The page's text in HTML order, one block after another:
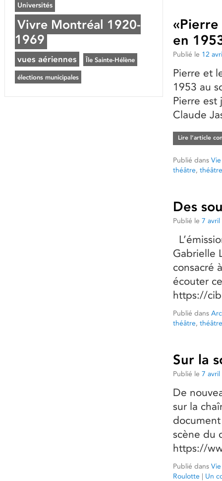
en
Publié le 12
Pierre et
1953 au
Pierre est
Claude
Lire l’article
Publié dans
théâtre,
Des
Publié le 7
Gabrielle
consacré
écouter
https://
Publié dans
théâtre,
Sur la
Publié le 7
De
sur la
scène du
https://
Publié dans
Roulotte | Un
Universités
Vivre Montréal 1920-
1969
vues aériennes Île Sainte-Hélène
élections municipales